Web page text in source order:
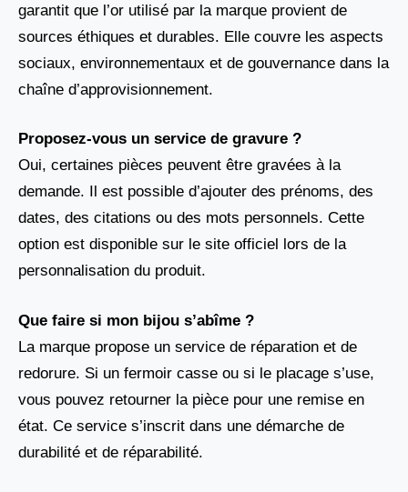
garantit que l’or utilisé par la marque provient de
sources éthiques et durables. Elle couvre les aspects
sociaux, environnementaux et de gouvernance dans la
chaîne d’approvisionnement.
Proposez-vous un service de gravure ?
Oui, certaines pièces peuvent être gravées à la
demande. Il est possible d’ajouter des prénoms, des
dates, des citations ou des mots personnels. Cette
option est disponible sur le site officiel lors de la
personnalisation du produit.
Que faire si mon bijou s’abîme ?
La marque propose un service de réparation et de
redorure. Si un fermoir casse ou si le placage s’use,
vous pouvez retourner la pièce pour une remise en
état. Ce service s’inscrit dans une démarche de
durabilité et de réparabilité.